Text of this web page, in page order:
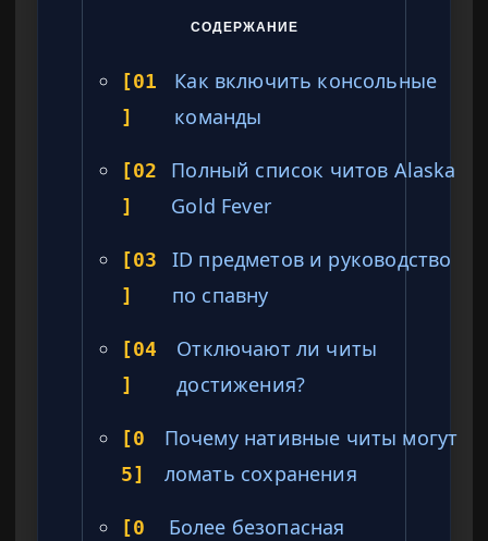
СОДЕРЖАНИЕ
[01
]
Как включить консольные
команды
[02
]
Полный список читов Alaska
Gold Fever
[03
]
ID предметов и руководство
по спавну
[04
]
Отключают ли читы
достижения?
[0
5]
Почему нативные читы могут
ломать сохранения
[0
Более безопасная